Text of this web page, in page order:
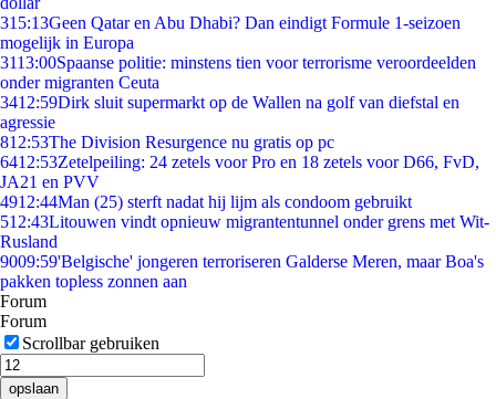
315:13Geen Qatar en Abu Dhabi? Dan eindigt Formule 1-seizoen
mogelijk in Europa
3113:00Spaanse politie: minstens tien voor terrorisme veroordeelden
onder migranten Ceuta
3412:59Dirk sluit supermarkt op de Wallen na golf van diefstal en
agressie
812:53The Division Resurgence nu gratis op pc
6412:53Zetelpeiling: 24 zetels voor Pro en 18 zetels voor D66, FvD,
JA21 en PVV
4912:44Man (25) sterft nadat hij lijm als condoom gebruikt
512:43Litouwen vindt opnieuw migrantentunnel onder grens met Wit-
Rusland
9009:59'Belgische' jongeren terroriseren Galderse Meren, maar Boa's
pakken topless zonnen aan
Forum
Forum
Scrollbar gebruiken
opslaan